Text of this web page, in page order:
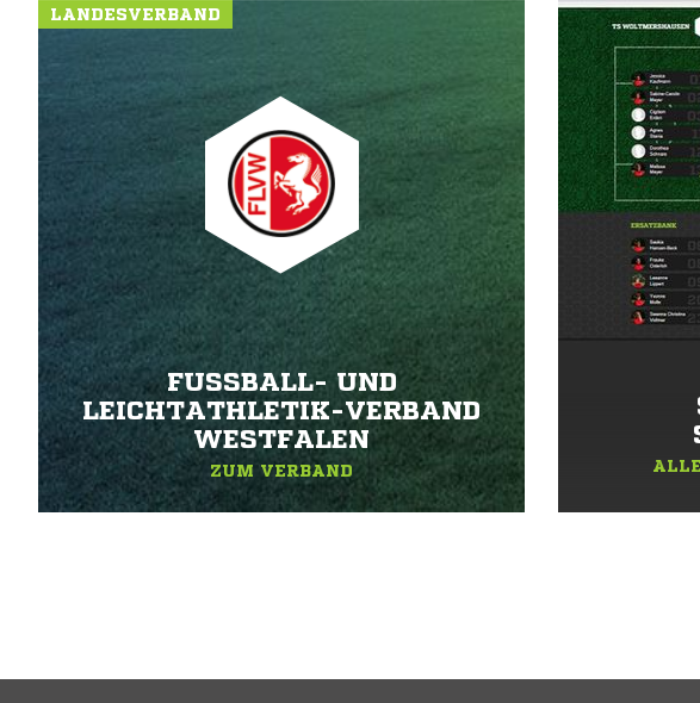
LANDESVERBAND
FUSSBALL- UND L
EICHTATHLETIK-VERBAND W
ESTFALEN
ZUM VERBAND